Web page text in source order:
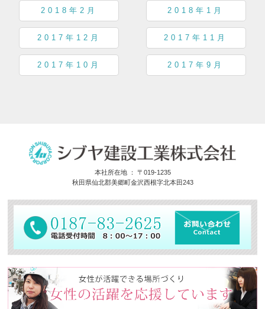
2018年2月 2018年1月
2017年12月 2017年11月
2017年10月 2017年9月
本社所在地 ： 〒019-1235
秋田県仙北郡美郷町金沢西根字北本田243